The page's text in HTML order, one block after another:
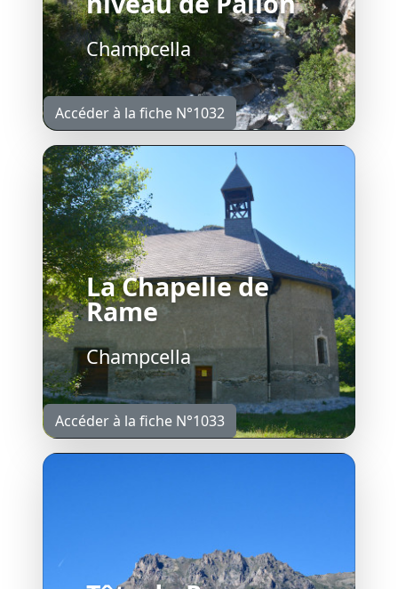
Champcella
Accéder à la fiche N°1032
La Chapelle de
Rame
Champcella
Accéder à la fiche N°1033